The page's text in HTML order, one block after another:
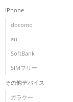
iPhone
docomo
au
SoftBank
SIMフリー
その他デバイス
ガラケー